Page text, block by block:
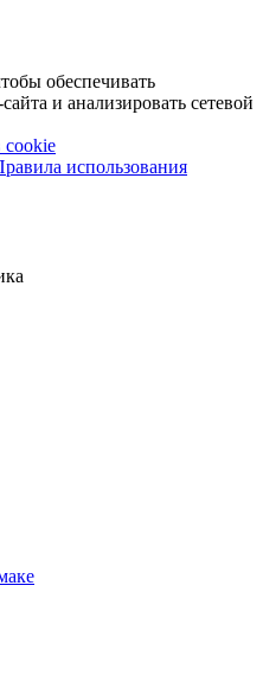
обеспечивать
и анализировать сетевой
cookie
использования